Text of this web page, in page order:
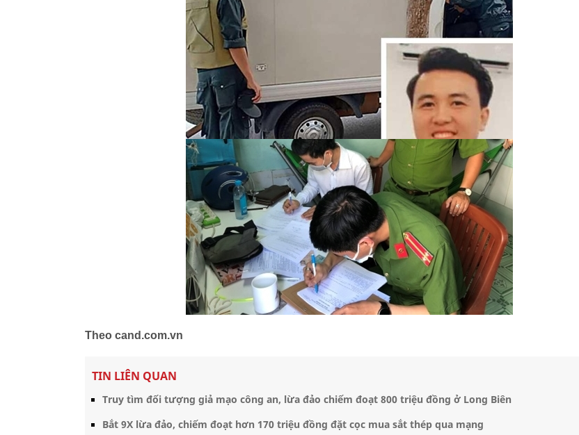
Theo cand.com.vn
TIN LIÊN QUAN
Truy tìm đối tượng giả mạo công an, lừa đảo chiếm đoạt 800 triệu đồng ở Long Biên
Bắt 9X lừa đảo, chiếm đoạt hơn 170 triệu đồng đặt cọc mua sắt thép qua mạng